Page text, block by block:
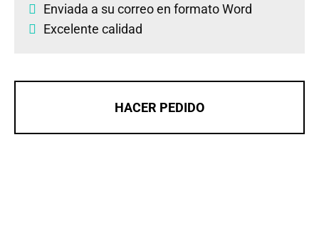
Enviada a su correo en formato Word
Excelente calidad
HACER PEDIDO